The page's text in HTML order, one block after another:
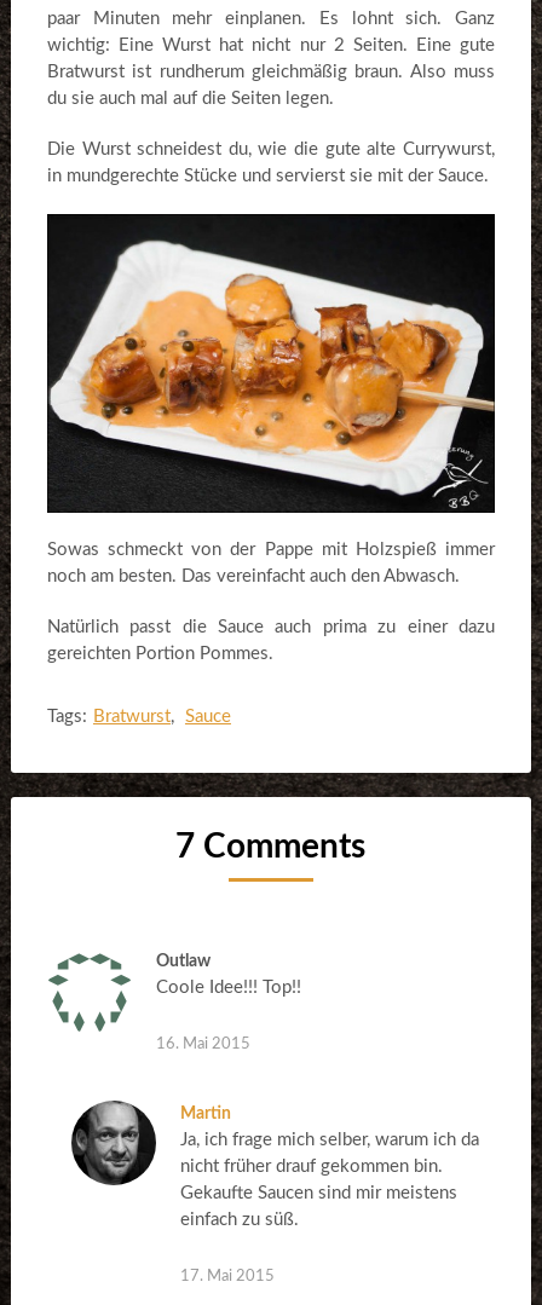
paar Minuten mehr einplanen. Es lohnt sich. Ganz
wichtig: Eine Wurst hat nicht nur 2 Seiten. Eine gute
Bratwurst ist rundherum gleichmäßig braun. Also muss
du sie auch mal auf die Seiten legen.
Die Wurst schneidest du, wie die gute alte Currywurst,
in mundgerechte Stücke und servierst sie mit der Sauce.
Sowas schmeckt von der Pappe mit Holzspieß immer
noch am besten. Das vereinfacht auch den Abwasch.
Natürlich passt die Sauce auch prima zu einer dazu
gereichten Portion Pommes.
Tags: Bratwurst, Sauce
7 Comments
Outlaw
Coole Idee!!! Top!!
16. Mai 2015
Martin
Ja, ich frage mich selber, warum ich da
nicht früher drauf gekommen bin.
Gekaufte Saucen sind mir meistens
einfach zu süß.
17. Mai 2015